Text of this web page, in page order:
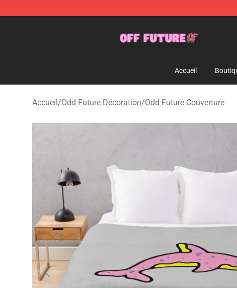
Accueil
Accueil/Odd Future Décoration/Odd Future Couverture